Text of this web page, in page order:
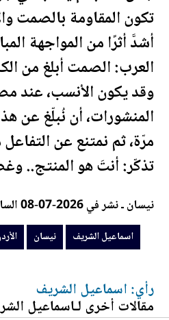
تكون المقاومة بالصمت
أشدَّ أثرًا من المواجهة
العرب: الصمت أبلغ من
وقد يكون الأنسب، عند
المنشورات، أن نُبلّغ عن
مرّة، ثم نمتنع عن
تذكّر: أنتَ هو المنتج..
نيسان ـ نشر في 2026-07-08 الساعة 11:16
اسماعيل الشريف نيسان
رأي: اسماعيل الشريف
مقالات أخرى لـاسماعيل